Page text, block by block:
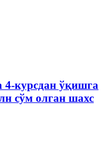
4-курсдан ўқишга
сўм олган шахс